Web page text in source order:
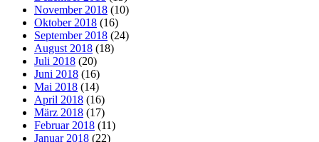
November 2018 (10)
Oktober 2018 (16)
September 2018 (24)
August 2018 (18)
Juli 2018 (20)
Juni 2018 (16)
Mai 2018 (14)
April 2018 (16)
März 2018 (17)
Februar 2018 (11)
Januar 2018 (22)